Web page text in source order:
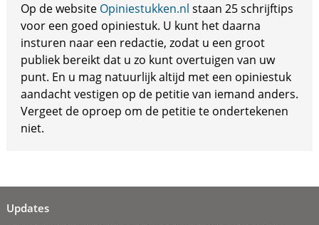
Op de website Opiniestukken.nl staan 25 schrijftips
voor een goed opiniestuk. U kunt het daarna
insturen naar een redactie, zodat u een groot
publiek bereikt dat u zo kunt overtuigen van uw
punt. En u mag natuurlijk altijd met een opiniestuk
aandacht vestigen op de petitie van iemand anders.
Vergeet de oproep om de petitie te ondertekenen
niet.
Updates